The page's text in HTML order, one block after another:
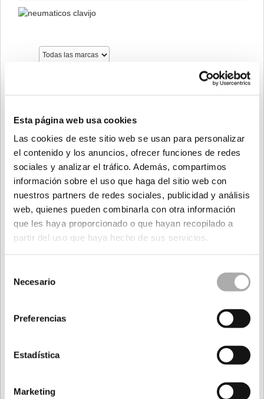
Esta página web usa cookies
Las cookies de este sitio web se usan para personalizar
el contenido y los anuncios, ofrecer funciones de redes
sociales y analizar el tráfico. Además, compartimos
información sobre el uso que haga del sitio web con
nuestros partners de redes sociales, publicidad y análisis
web, quienes pueden combinarla con otra información
que les haya proporcionado o que hayan recopilado a
partir del uso que haya hecho de sus servicios.
Necesario
Preferencias
Estadística
Marketing
Diametro
Carga
Velocidad
Últimas noticias